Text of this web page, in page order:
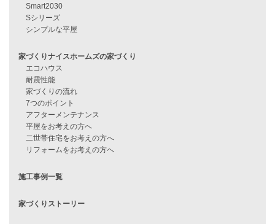
資料請求
見学会情報
住宅ローンに不安がある方へ